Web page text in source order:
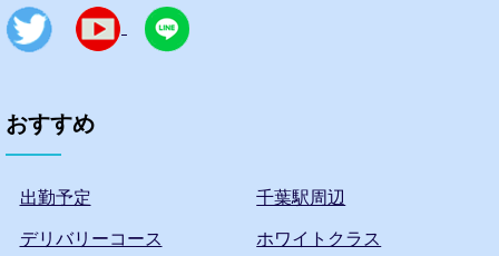
おすすめ
出勤予定
千葉駅周辺
デリバリーコース
ホワイトクラス